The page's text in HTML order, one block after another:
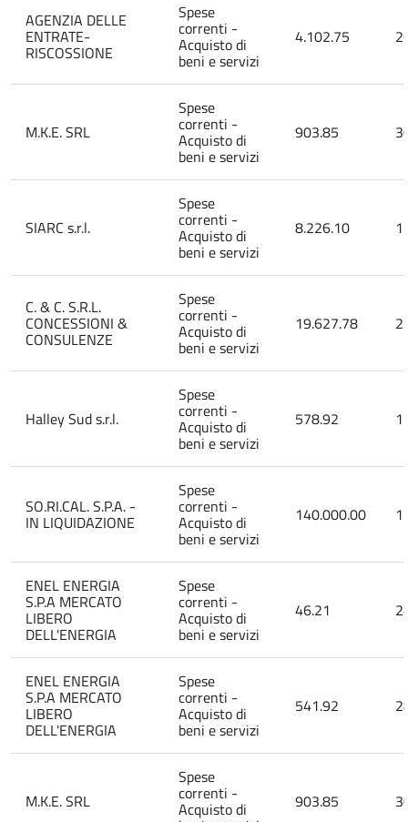
AGENZIA DELLE
ENTRATE-
RISCOSSIONE
Spese
correnti -
Acquisto di
beni e servizi
4.102.75
M.K.E. SRL
Spese
correnti -
Acquisto di
beni e servizi
903.85
SIARC s.r.l.
Spese
correnti -
Acquisto di
beni e servizi
8.226.10
C. & C. S.R.L.
CONCESSIONI &
CONSULENZE
Spese
correnti -
Acquisto di
beni e servizi
19.627.78
Halley Sud s.r.l.
Spese
correnti -
Acquisto di
beni e servizi
578.92
SO.RI.CAL. S.P.A. -
IN LIQUIDAZIONE
Spese
correnti -
Acquisto di
beni e servizi
140.000.00
ENEL ENERGIA
S.P.A MERCATO
LIBERO
DELL'ENERGIA
Spese
correnti -
Acquisto di
beni e servizi
46.21
ENEL ENERGIA
S.P.A MERCATO
LIBERO
DELL'ENERGIA
Spese
correnti -
Acquisto di
beni e servizi
541.92
M.K.E. SRL
Spese
correnti -
Acquisto di 903.85